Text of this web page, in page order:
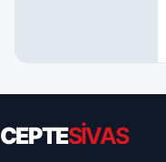
CEPTESİVAS